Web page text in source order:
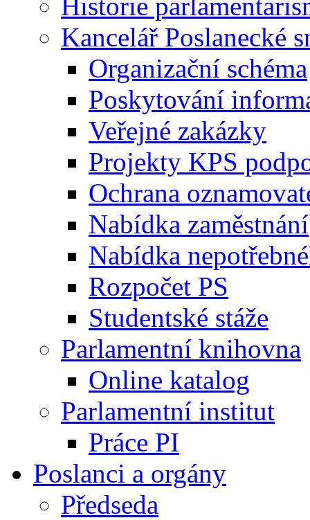
Kancelář Poslanecké
Organizační schéma
Poskytování
Veřejné zakázky
Projekty KPS
Ochrana
Nabídka zaměstnání
Nabídka
Rozpočet PS
Studentské stáže
Parlamentní knihovna
Online katalog
Parlamentní institut
Práce PI
Poslanci a orgány
Předseda